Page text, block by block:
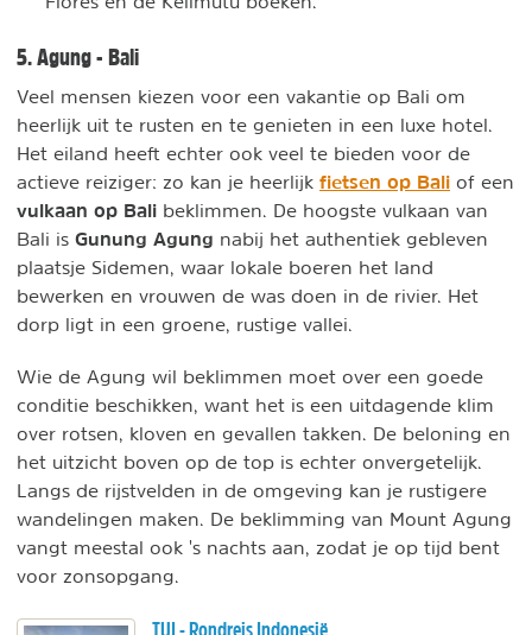
5. Agung - Bali
Veel mensen kiezen voor een vakantie op Bali om
heerlijk uit te rusten en te genieten in een luxe hotel.
Het eiland heeft echter ook veel te bieden voor de
actieve reiziger: zo kan je heerlijk fietsen op Bali of een
vulkaan op Bali beklimmen. De hoogste vulkaan van
Bali is Gunung Agung nabij het authentiek gebleven
plaatsje Sidemen, waar lokale boeren het land
bewerken en vrouwen de was doen in de rivier. Het
dorp ligt in een groene, rustige vallei.
Wie de Agung wil beklimmen moet over een goede
conditie beschikken, want het is een uitdagende klim
over rotsen, kloven en gevallen takken. De beloning en
het uitzicht boven op de top is echter onvergetelijk.
Langs de rijstvelden in de omgeving kan je rustigere
wandelingen maken. De beklimming van Mount Agung
vangt meestal ook 's nachts aan, zodat je op tijd bent
voor zonsopgang.